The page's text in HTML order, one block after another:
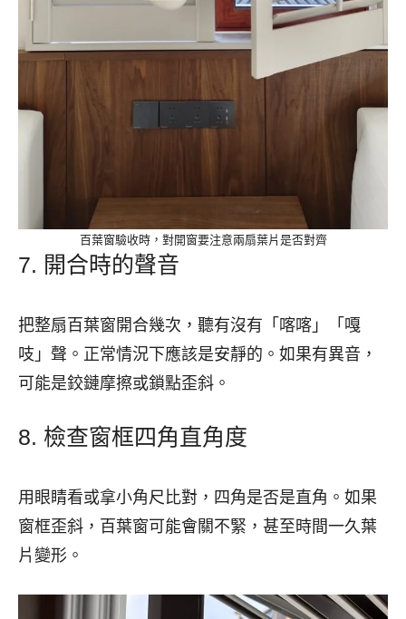
百葉窗驗收時，對開窗要注意兩扇葉片是否對齊
7. 開合時的聲音
把整扇百葉窗開合幾次，聽有沒有「喀喀」「嘎
吱」聲。正常情況下應該是安靜的。如果有異音，
可能是鉸鏈摩擦或鎖點歪斜。
8. 檢查窗框四角直角度
用眼睛看或拿小角尺比對，四角是否是直角。如果
窗框歪斜，百葉窗可能會關不緊，甚至時間一久葉
片變形。